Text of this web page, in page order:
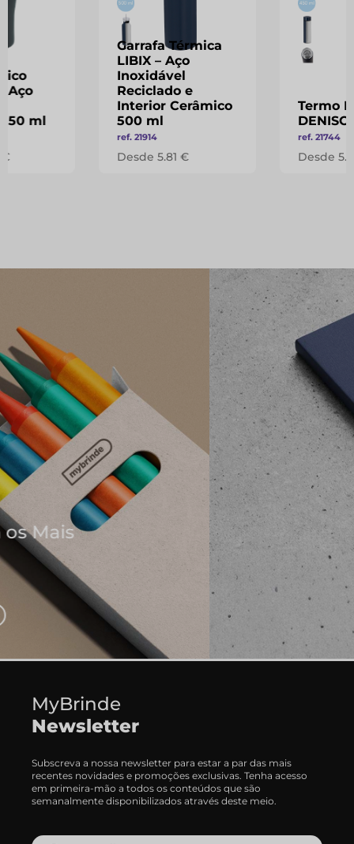
Aço
ml
€
Garrafa Térmica
LIBIX – Aço
Inoxidável
Reciclado e
Interior Cerâmico
500 ml
ref. 21914
Desde 5.81 €
Termo
ref. 21744
Desde
Onde Nascem As Melhores
Ideias
Cadernos e Blocos de Notas
EXPLORAR CADERNOS
MyBrinde
Newsletter
Subscreva a nossa newsletter para estar a par das mais
recentes novidades e promoções exclusivas. Tenha acesso
em primeira-mão a todos os conteúdos que são
semanalmente disponibilizados através deste meio.